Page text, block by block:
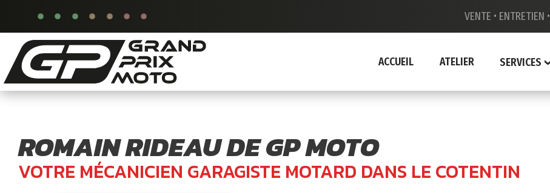
VENTE • ENTRETIEN •
ACCUEIL ATELIER SERVICES
ROMAIN RIDEAU DE GP MOTO
VOTRE MÉCANICIEN GARAGISTE MOTARD DANS LE COTENTIN